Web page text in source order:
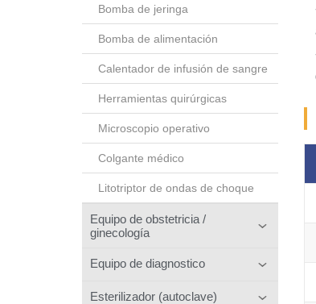
Bomba de jeringa
Bomba de alimentación
Calentador de infusión de sangre
Herramientas quirúrgicas
Microscopio operativo
Colgante médico
Litotriptor de ondas de choque
Equipo de obstetricia /
ginecología
Equipo de diagnostico
Esterilizador (autoclave)